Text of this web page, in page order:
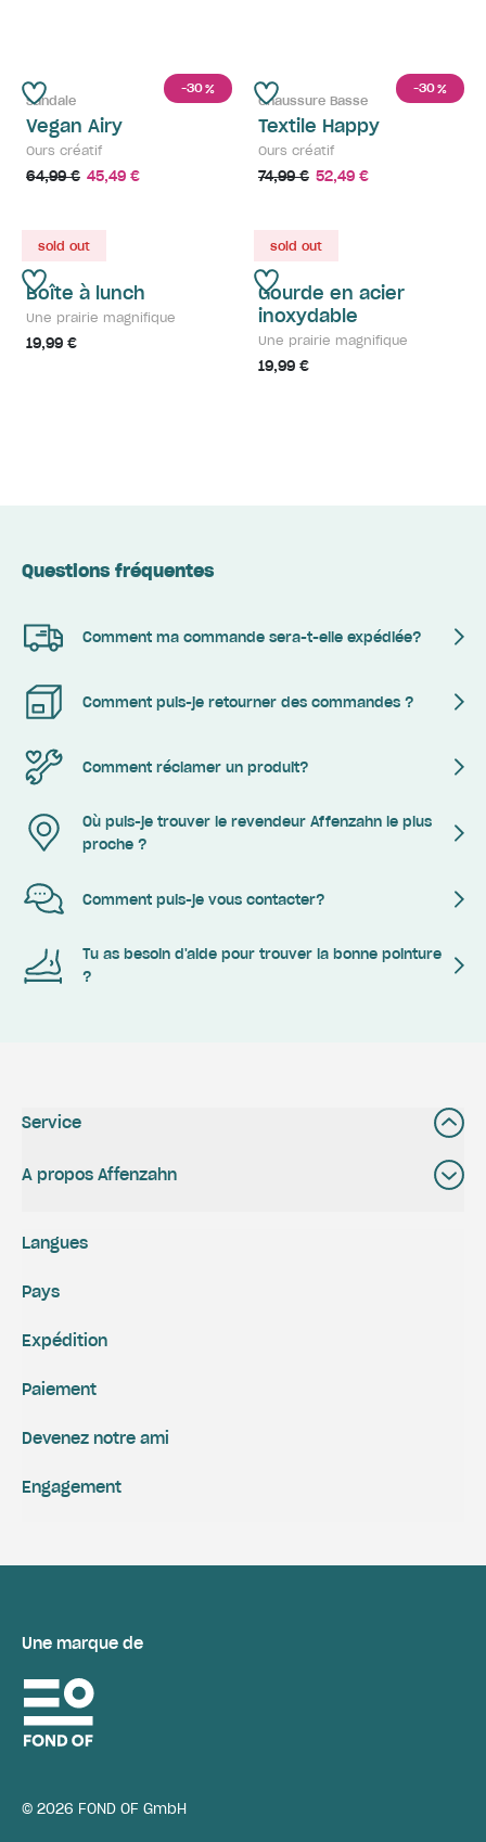
-30%
Sandale
Vegan Airy
Ours créatif
64,99 € 45,49 €
-30%
Chaussure Basse
Textile Happy
Ours créatif
74,99 € 52,49 €
sold out
Boîte à lunch
Une prairie magnifique
19,99 €
sold out
Gourde en acier
inoxydable
Une prairie magnifique
19,99 €
Questions fréquentes
Comment ma commande sera-t-elle expédiée?
Comment puis-je retourner des commandes ?
Comment réclamer un produit?
Où puis-je trouver le revendeur Affenzahn le plus
proche ?
Comment puis-je vous contacter?
Tu as besoin d'aide pour trouver la bonne pointure
?
Service
A propos Affenzahn
Expédition
Paiement
Engagement
Devenez notre ami
Langues
Pays
Une marque de
© 2026 FOND OF GmbH